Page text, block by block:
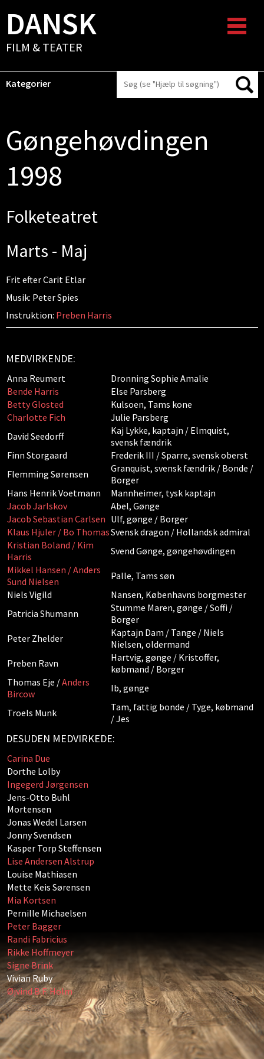
DANSK
FILM & TEATER
Kategorier
Gøngehøvdingen
1998
Folketeatret
Marts - Maj
Frit efter Carit Etlar
Musik: Peter Spies
Instruktion: Preben Harris
MEDVIRKENDE:
Anna Reumert
Dronning Sophie Amalie
Bende Harris
Else Parsberg
Betty Glosted
Kulsoen, Tams kone
Charlotte Fich
Julie Parsberg
David Seedorff
Kaj Lykke, kaptajn / Elmquist,
svensk fændrik
Finn Storgaard
Frederik III / Sparre, svensk oberst
Flemming Sørensen
Granquist, svensk fændrik / Bonde /
Borger
Hans Henrik Voetmann
Mannheimer, tysk kaptajn
Jacob Jarlskov
Abel, Gønge
Jacob Sebastian Carlsen Ulf, gønge / Borger
Klaus Hjuler / Bo ThomasSvensk dragon / Hollandsk admiral
Kristian Boland / Kim
Harris
Svend Gønge, gøngehøvdingen
Mikkel Hansen / Anders
Sund Nielsen
Palle, Tams søn
Niels Vigild
Nansen, Københavns borgmester
Patricia Shumann
Stumme Maren, gønge / Soffi /
Borger
Peter Zhelder
Kaptajn Dam / Tange / Niels
Nielsen, oldermand
Preben Ravn
Hartvig, gønge / Kristoffer,
købmand / Borger
Thomas Eje /Anders
Bircow
Ib, gønge
Troels Munk
Tam, fattig bonde / Tyge, købmand
/ Jes
DESUDEN MEDVIRKEDE:
Carina Due
Dorthe Lolby
Ingegerd Jørgensen
Jens-Otto Buhl
Mortensen
Jonas Wedel Larsen
Jonny Svendsen
Kasper Torp Steffensen
Lise Andersen Alstrup
Louise Mathiasen
Mette Keis Sørensen
Mia Kortsen
Pernille Michaelsen
Peter Bagger
Randi Fabricius
Rikke Hoffmeyer
Signe Brink
Vivian Ruby
Øjvind B.F. Holm